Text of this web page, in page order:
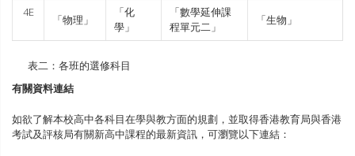
4E
「物理」
「化
學」
「數學延伸課
程單元二」
「生物」
表二：各班的選修科目
有關資料連結
如欲了解本校高中各科目在學與教方面的規劃，並取得香港教育局與香港
考試及評核局有關新高中課程的最新資訊，可瀏覽以下連結：